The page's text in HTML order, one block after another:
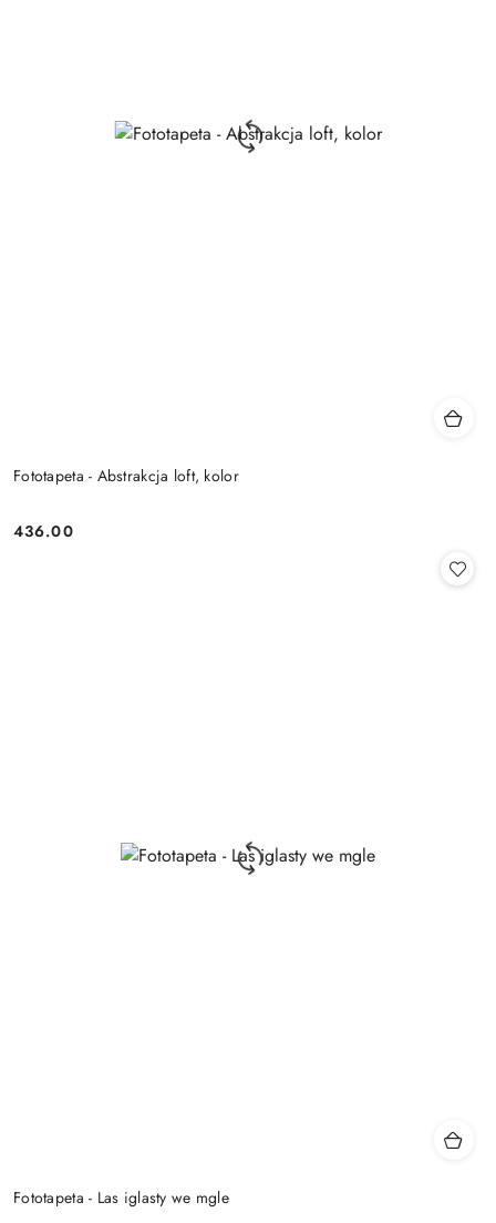
Fototapeta - Abstrakcja loft, kolor
Cena:
436.00
Fototapeta - Las iglasty we mgle